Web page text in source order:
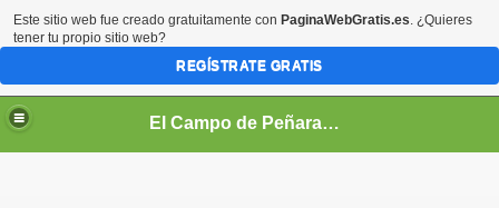
El Campo de Peñaranda (Salamanca)
Este sitio web fue creado gratuitamente con PaginaWebGratis.es. ¿Quieres
tener tu propio sitio web?
REGÍSTRATE GRATIS